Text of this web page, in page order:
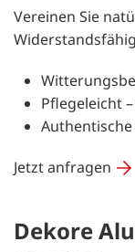
Vereinen Sie
Pflegeleicht
Jetzt anfragen
Dekore